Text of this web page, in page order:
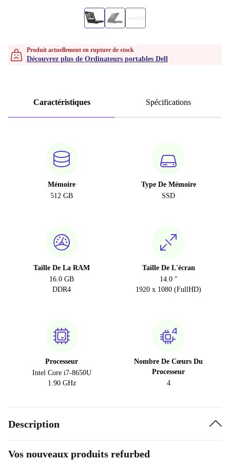
Produit actuellement en rupture de stock
Découvrez plus de Ordinateurs portables Dell
Caractéristiques Spécifications
Mémoire
512 GB
Type De Mémoire
SSD
Taille De La RAM
16.0 GB
DDR4
Taille De L'écran
14.0 "
1920 x 1080 (FullHD)
Processeur
Intel Core i7-8650U
1.90 GHz
Nombre De Cœurs Du
Processeur
4
Description
Vos nouveaux produits refurbed